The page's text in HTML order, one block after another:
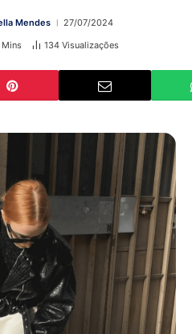
Mendes
27/07/2024
134 Visualizações